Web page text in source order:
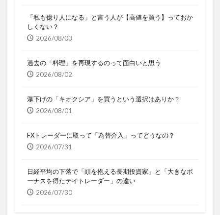
「私も億り人になる」と言う人が【高値を買う】っておか
しくない？
2026/08/03
過去の「料理」を再現するのって面白いと思う
2026/08/02
瀑下げの「キオクシア」を買うという選択はありか？
2026/08/01
FXトレーダーに取って「為替介入」ってどうなの？
2026/07/31
日経平均の下落で「頭を抱える長期投資家」と「大きなボ
ーナスを得たデイトレーダー」の違い
2026/07/30